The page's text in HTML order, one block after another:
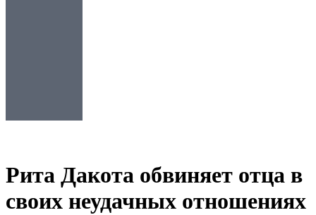
Рита Дакота обвиняет отца в
своих неудачных отношениях